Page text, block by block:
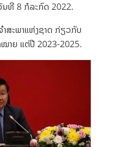
ທີ 8 ກໍລະກົດ 2022.
າສະພາແຫ່ງຊາດ ກ່ຽວກັບ
ໝາຍ ແຕ່ປີ 2023-2025.